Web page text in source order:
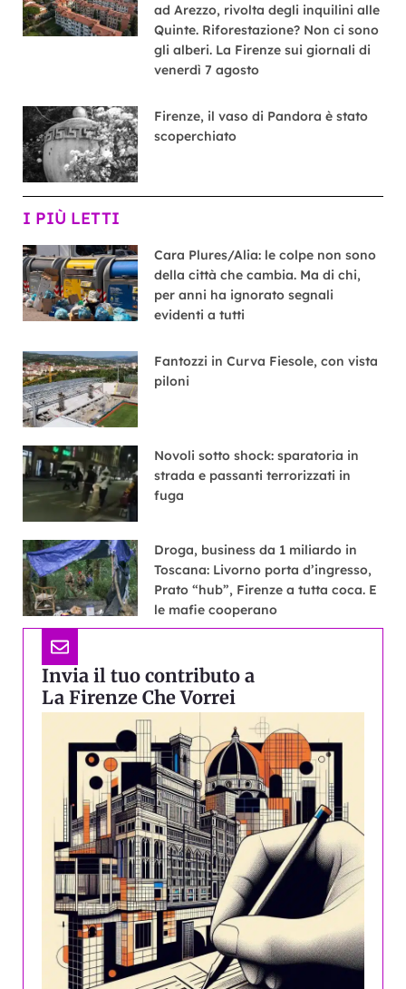
ad Arezzo, rivolta degli inquilini alle
Quinte. Riforestazione? Non ci sono
gli alberi. La Firenze sui giornali di
venerdì 7 agosto
Firenze, il vaso di Pandora è stato
scoperchiato
I PIÙ LETTI
Cara Plures/Alia: le colpe non sono
della città che cambia. Ma di chi,
per anni ha ignorato segnali
evidenti a tutti
Fantozzi in Curva Fiesole, con vista
piloni
Novoli sotto shock: sparatoria in
strada e passanti terrorizzati in
fuga
Droga, business da 1 miliardo in
Toscana: Livorno porta d’ingresso,
Prato “hub”, Firenze a tutta coca. E
le mafie cooperano
Invia il tuo contributo a
La Firenze Che Vorrei